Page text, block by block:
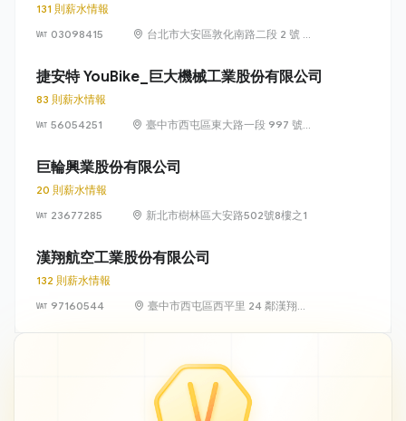
131 則薪水情報
03098415
台北市大安區敦化南路二段 2 號 11
捷安特 YouBike_巨大機械工業股份有限公司
83 則薪水情報
56054251
臺中市西屯區東大路一段 997 號
巨輪興業股份有限公司
20 則薪水情報
23677285
新北市樹林區大安路502號8樓之1
漢翔航空工業股份有限公司
132 則薪水情報
97160544
臺中市西屯區西平里 24 鄰漢翔路